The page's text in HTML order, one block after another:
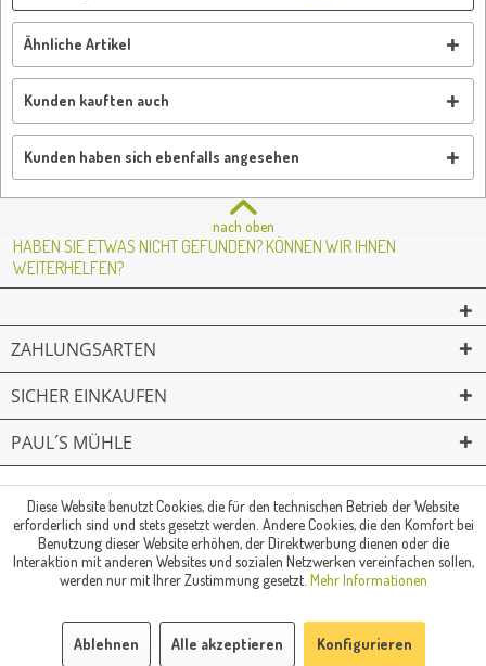
Ähnliche Artikel
Kunden kauften auch
Kunden haben sich ebenfalls angesehen
nach oben
HABEN SIE ETWAS NICHT GEFUNDEN? KÖNNEN WIR IHNEN
WEITERHELFEN?
ZAHLUNGSARTEN
SICHER EINKAUFEN
PAUL´S MÜHLE
© Paul's Mühle | Inhaber: Christof Paul e.K. | Westring 2 | 45659
Recklinghausen
Fax: 02361 -28831 | E-Mail: info@pauls-muehle.de
Diese Website benutzt Cookies, die für den technischen Betrieb der Website
erforderlich sind und stets gesetzt werden. Andere Cookies, die den Komfort bei
Benutzung dieser Website erhöhen, der Direktwerbung dienen oder die
Interaktion mit anderen Websites und sozialen Netzwerken vereinfachen sollen,
werden nur mit Ihrer Zustimmung gesetzt. Mehr Informationen
Ablehnen Alle akzeptieren Konfigurieren